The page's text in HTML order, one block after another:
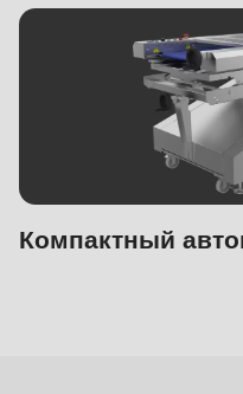
Компактный